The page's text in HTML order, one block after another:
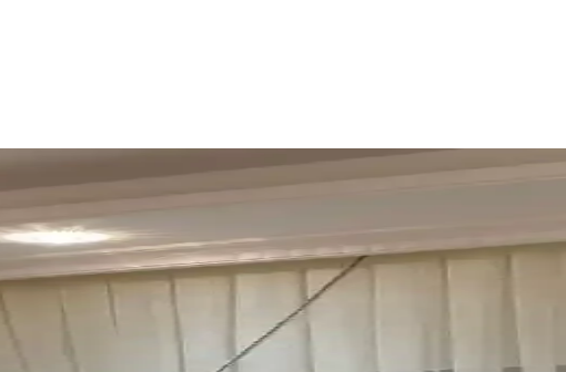
Dekorasyonunda
estetik ve fonksiyonel çözümler sunar. Kalite ve bakım ipuçlarıyla uzun
Bir Arada Sunan Çözümler
ve fonksiyonellik sunar. Dayanıklı malzemeleri ve kolay mekanizmasıyla
Seçeneklerin Önemi